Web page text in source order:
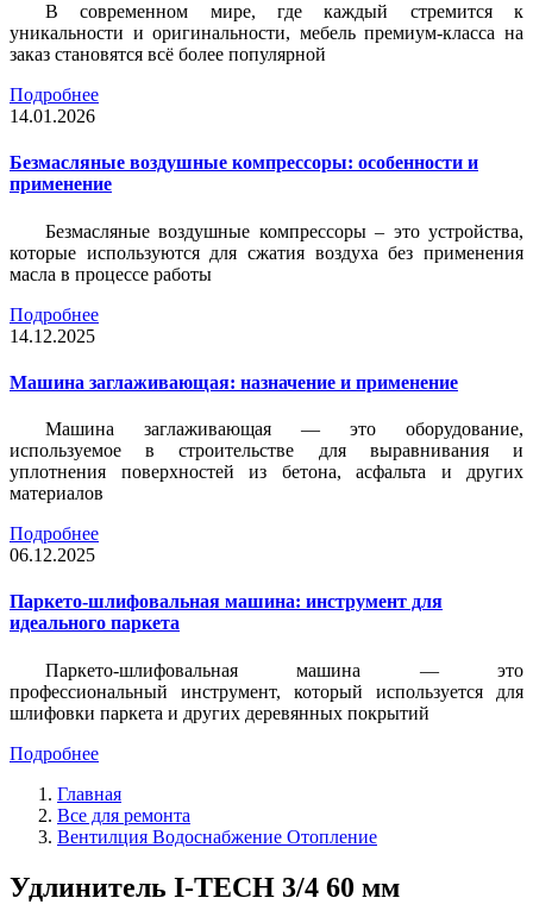
В современном мире, где каждый стремится к
уникальности и оригинальности, мебель премиум-класса на
заказ становятся всё более популярной
Подробнее
14.01.2026
Безмасляные воздушные компрессоры: особенности и
применение
Безмасляные воздушные компрессоры – это устройства,
которые используются для сжатия воздуха без применения
масла в процессе работы
Подробнее
14.12.2025
Машина заглаживающая: назначение и применение
Машина заглаживающая — это оборудование,
используемое в строительстве для выравнивания и
уплотнения поверхностей из бетона, асфальта и других
материалов
Подробнее
06.12.2025
Паркето-шлифовальная машина: инструмент для
идеального паркета
Паркето-шлифовальная машина — это
профессиональный инструмент, который используется для
шлифовки паркета и других деревянных покрытий
Подробнее
Главная
Все для ремонта
Вентилция Водоснабжение Отопление
Удлинитель I-TECH 3/4 60 мм